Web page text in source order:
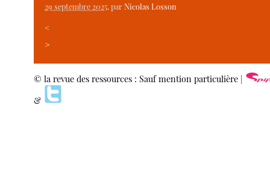
29 septembre 2025, parNicolas Losson
<
>
© la revue des ressources : Sauf mention particulière |
&